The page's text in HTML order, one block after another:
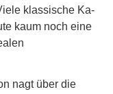
klassische Ka­
kaum noch eine
nagt über die